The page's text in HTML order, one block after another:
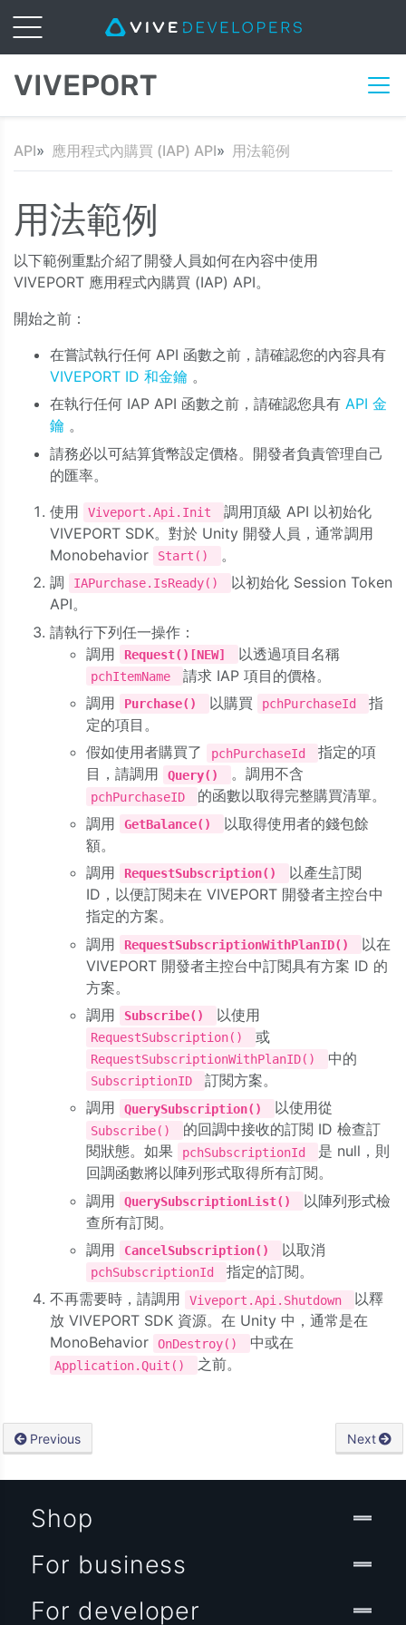
VIVEPORT
API 應用程式內購買 (IAP) API 用法範例
用法範例
以下範例重點介紹了開發人員如何在內容中使用
VIVEPORT 應用程式內購買 (IAP) API。
開始之前：
在嘗試執行任何 API 函數之前，請確認您的內容具有
VIVEPORT ID 和金鑰 。
在執行任何 IAP API 函數之前，請確認您具有 API 金
鑰 。
請務必以可結算貨幣設定價格。開發者負責管理自己
的匯率。
使用
Viveport.Api.Init
調用頂級 API 以初始化
VIVEPORT SDK。對於 Unity 開發人員，通常調用
Monobehavior
Start()
。
調
IAPurchase.IsReady()
以初始化 Session Token
API。
請執行下列任一操作：
調用
Request()[NEW] 以透過項目名稱
pchItemName
請求 IAP 項目的價格。
調用
Purchase() 以購買 pchPurchaseId
指
定的項目。
假如使用者購買了
pchPurchaseId
指定的項
目，請調用
Query() 。調用不含
pchPurchaseID
的函數以取得完整購買清單。
調用
GetBalance()
以取得使用者的錢包餘
額。
調用
RequestSubscription()
以產生訂閱
ID，以便訂閱未在 VIVEPORT 開發者主控台中
指定的方案。
調用
RequestSubscriptionWithPlanID()
以在
VIVEPORT 開發者主控台中訂閱具有方案 ID 的
方案。
調用
Subscribe() 以使用
RequestSubscription() 或
RequestSubscriptionWithPlanID() 中的
SubscriptionID
訂閱方案。
調用
QuerySubscription() 以使用從
Subscribe()
的回調中接收的訂閱 ID 檢查訂
閱狀態。如果
pchSubscriptionId
是 null，則
回調函數將以陣列形式取得所有訂閱。
調用
QuerySubscriptionList()
以陣列形式檢
查所有訂閱。
調用
CancelSubscription() 以取消
pchSubscriptionId
指定的訂閱。
不再需要時，請調用
Viveport.Api.Shutdown
以釋
放 VIVEPORT SDK 資源。在 Unity 中，通常是在
MonoBehavior
OnDestroy() 中或在
Application.Quit() 之前。
Previous Next
Shop
For business
For developer